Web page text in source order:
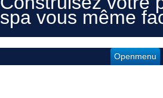
spa vous même
Openmenu